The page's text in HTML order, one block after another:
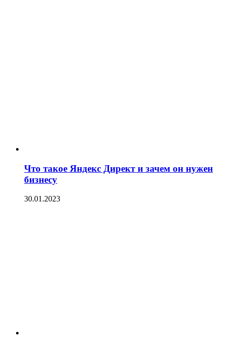
Что такое Яндекс Директ и зачем он нужен
бизнесу
30.01.2023